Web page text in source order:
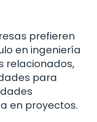
prefieren
en ingeniería
relacionados,
para
en proyectos.